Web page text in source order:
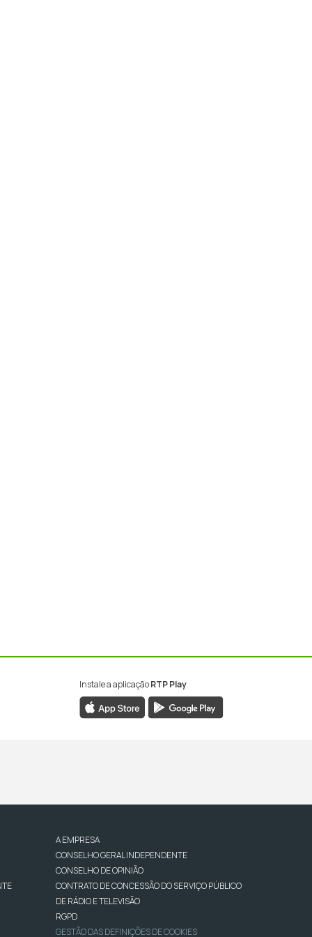
Instale a aplicaçãoRTP Play
A EMPRESA
CONSELHO GERAL INDEPENDENTE
CONSELHO DE OPINIÃO
CONTRATO DE CONCESSÃO DO SERVIÇO PÚBLICO
DE RÁDIO E TELEVISÃO
RGPD
GESTÃO DAS DEFINIÇÕES DE COOKIES